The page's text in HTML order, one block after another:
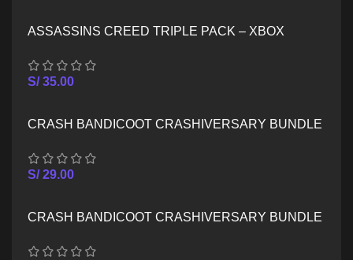
ASSASSINS CREED TRIPLE PACK – XBOX
S/35.00
CRASH BANDICOOT CRASHIVERSARY BUNDLE
S/29.00
CRASH BANDICOOT CRASHIVERSARY BUNDLE